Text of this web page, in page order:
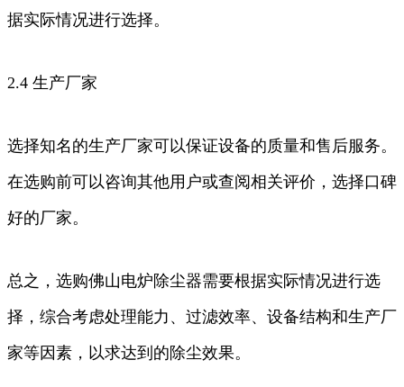
据实际情况进行选择。
2.4 生产厂家
选择知名的生产厂家可以保证设备的质量和售后服务。
在选购前可以咨询其他用户或查阅相关评价，选择口碑
好的厂家。
总之，选购佛山电炉除尘器需要根据实际情况进行选
择，综合考虑处理能力、过滤效率、设备结构和生产厂
家等因素，以求达到的除尘效果。